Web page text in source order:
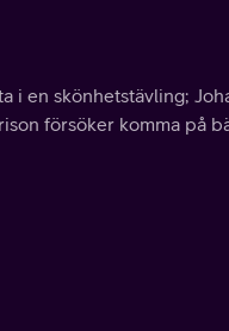
i en skönhetstävling;
försöker komma på